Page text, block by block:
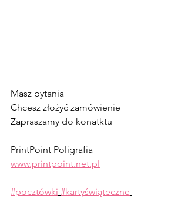
Masz pytania
Chcesz złożyć zamówienie
Zapraszamy do konatktu
PrintPoint Poligrafia
www.printpoint.net.pl
#pocztówki #kartyświąteczne